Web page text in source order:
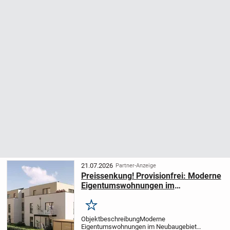
21.07.2026 Partner-Anzeige
Preissenkung! Provisionfrei: Moderne
Eigentumswohnungen im
Welschbillig – nachhaltig wohnen,
zukunftssicher invest
Merken
ObjektbeschreibungModerne
Eigentumswohnungen im Neubaugebiet